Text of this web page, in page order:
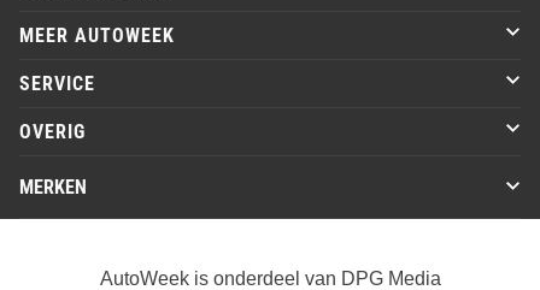
MEER AUTOWEEK
SERVICE
OVERIG
MERKEN
AutoWeek is onderdeel van DPG Media